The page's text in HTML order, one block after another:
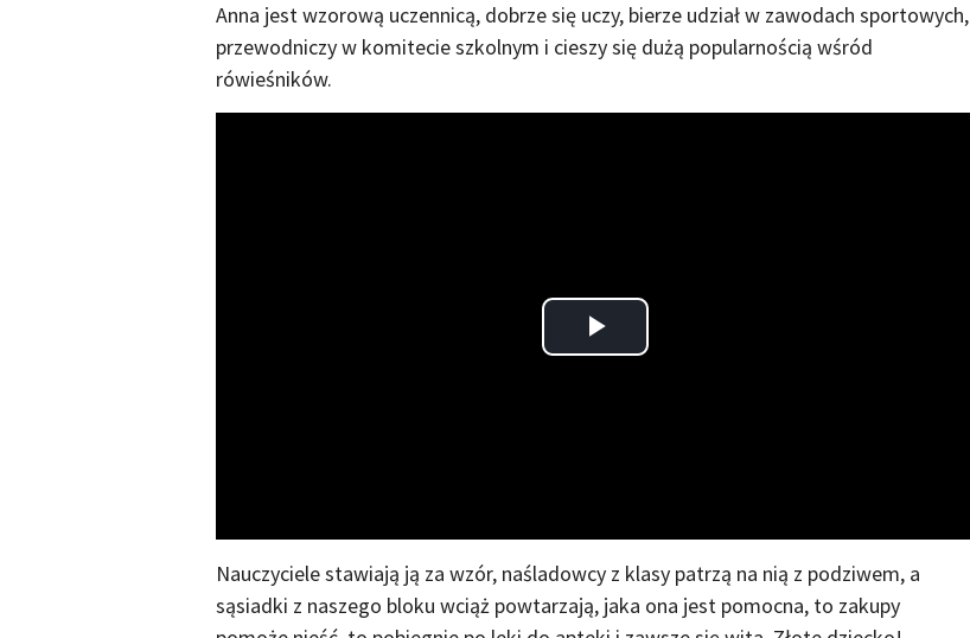
Anna jest wzorową uczennicą, dobrze się uczy, bierze udział w zawodach sportowych,
przewodniczy w komitecie szkolnym i cieszy się dużą popularnością wśród
rówieśników.
Play
Nauczyciele stawiają ją za wzór, naśladowcy z klasy patrzą na nią z podziwem, a
sąsiadki z naszego bloku wciąż powtarzają, jaka ona jest pomocna, to zakupy